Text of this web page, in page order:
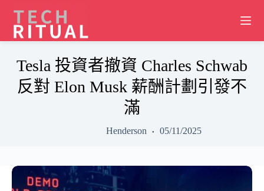
content
Tesla 投資者撤資 Charles Schwab
反對 Elon Musk 薪酬計劃引發不
滿
Henderson 05/11/2025